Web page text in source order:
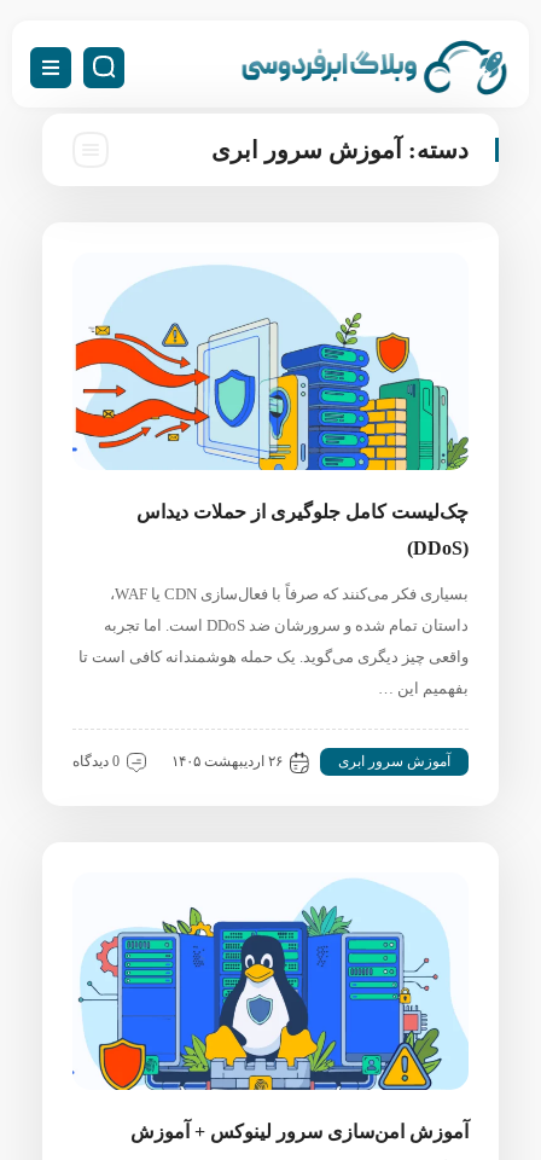
دسته: آموزش سرور ابری
چک‌لیست کامل جلوگیری از حملات دیداس
(DDoS)
بسیاری فکر می‌کنند که صرفاً با فعال‌سازی CDN یا WAF،
داستان تمام شده و سرورشان ضد DDoS است. اما تجربه
واقعی چیز دیگری می‌گوید. یک حمله هوشمندانه کافی است تا
بفهمیم این …
آموزش سرور ابری ۲۶ اردیبهشت ۱۴۰۵ 0 دیدگاه
آموزش امن‌سازی سرور لینوکس + آموزش